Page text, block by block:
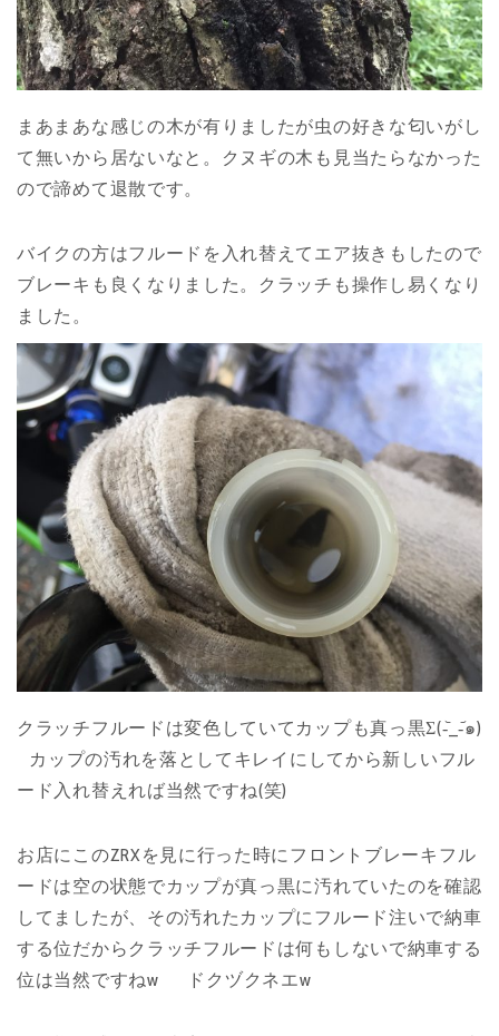
まあまあな感じの木が有りましたが虫の好きな匂いがし
て無いから居ないなと。クヌギの木も見当たらなかった
ので諦めて退散です。
バイクの方はフルードを入れ替えてエア抜きもしたので
ブレーキも良くなりました。クラッチも操作し易くなり
ました。
クラッチフルードは変色していてカップも真っ黒Σ(-᷅_-᷄๑)
カップの汚れを落としてキレイにしてから新しいフル
ード入れ替えれば当然ですね(笑)
お店にこのZRXを見に行った時にフロントブレーキフル
ードは空の状態でカップが真っ黒に汚れていたのを確認
してましたが、その汚れたカップにフルード注いで納車
する位だからクラッチフルードは何もしないで納車する
位は当然ですねw ドクヅクネエw